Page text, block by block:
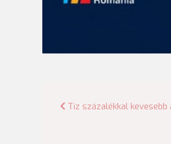
Bejegyzés
Tíz százalékkal